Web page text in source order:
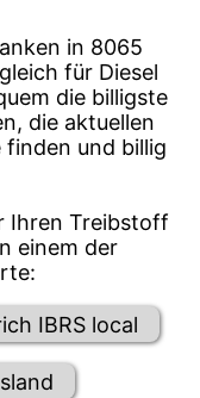
in 8065
für Diesel
die billigste
die aktuellen
finden und billig
Ihren Treibstoff
einem der
IBRS local